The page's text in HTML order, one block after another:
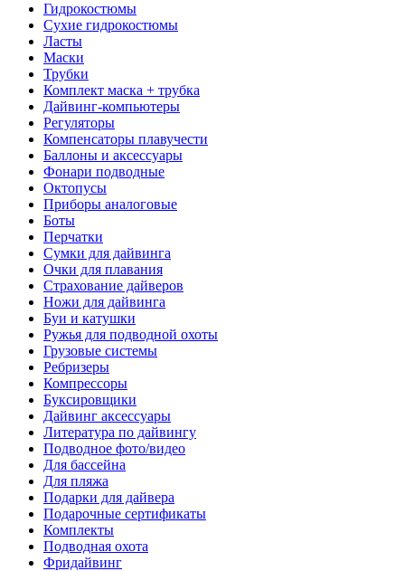
Гидрокостюмы
Сухие гидрокостюмы
Ласты
Маски
Трубки
Комплект маска + трубка
Дайвинг-компьютеры
Регуляторы
Компенсаторы плавучести
Баллоны и аксессуары
Фонари подводные
Октопусы
Приборы аналоговые
Боты
Перчатки
Сумки для дайвинга
Очки для плавания
Страхование дайверов
Ножи для дайвинга
Буи и катушки
Ружья для подводной охоты
Грузовые системы
Ребризеры
Компрессоры
Буксировщики
Дайвинг аксессуары
Литература по дайвингу
Подводное фото/видео
Для бассейна
Для пляжа
Подарки для дайвера
Подарочные сертификаты
Комплекты
Подводная охота
Фридайвинг